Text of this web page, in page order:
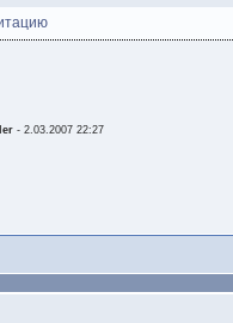
-2.03.2007 22:27